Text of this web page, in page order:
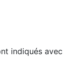
indiqués avec